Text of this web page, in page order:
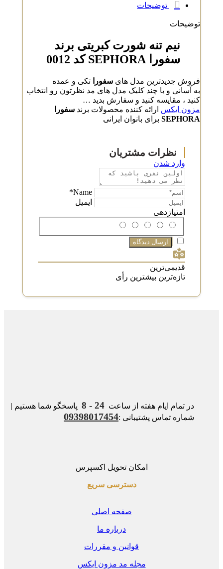
توضیحات
توضیحات
نیم تنه شورت کبریتی برند
سفورا SEPHORA کد 0012
فروش جدیدترین مدل های سفوراتکی و عمده
به آسانی و با چند کلیک مدل های مد نظرتون رو انتخاب
کنید ، مقایسه کنید و سفارش بدید …
مزون ایکس ارائه کننده محصولات برند سفورا
SEPHORA برای بانوان ایرانی
وارد شدن
Name*
امتیازدهی
قدیمی‌ترین
تازه‌ترین بیشترین رأی
در تمام ایام هفته از ساعت24 - 8
پاسخگو شما هستیم |
شماره تماس پشتیبانی :09398017454
امکان تحویل اکسپرس
دسترسی سریع
صفحه اصلی
درباره ما
قوانین و مقررات
مجله مد مزون ایکس